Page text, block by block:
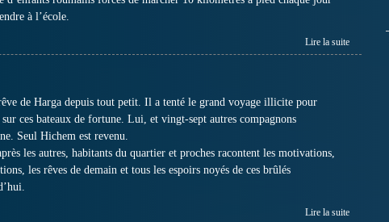
à l’école.
Lire la suite
de Harga depuis tout petit. Il a tenté le grand voyage illicite pour
ces bateaux de fortune. Lui, et vingt-sept autres compagnons
Seul Hichem est revenu.
les autres, habitants du quartier et proches racontent les motivations,
les rêves de demain et tous les espoirs noyés de ces brûlés
Lire la suite